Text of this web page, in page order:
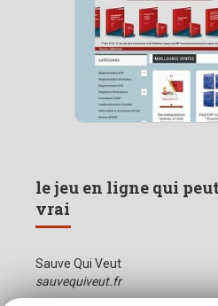
le jeu en ligne qui
vrai
Sauve Qui Veut
sauvequiveut.fr